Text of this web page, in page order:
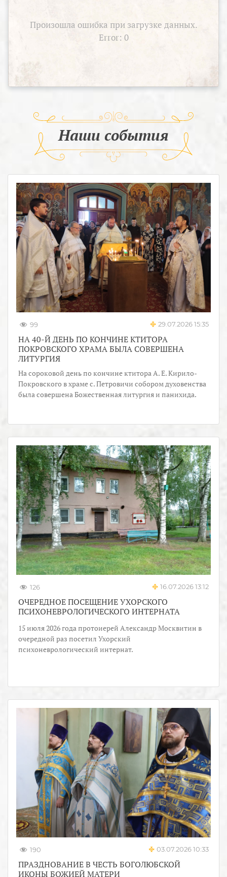
Произошла ошибка при загрузке данных.
Error: 0
Наши события
99 29.07.2026 15:35
НА 40-Й ДЕНЬ ПО КОНЧИНЕ КТИТОРА
ПОКРОВСКОГО ХРАМА БЫЛА СОВЕРШЕНА
ЛИТУРГИЯ
На сороковой день по кончине ктитора А. Е. Кирило-
Покровского в храме с. Петровичи собором духовенства
была совершена Божественная литургия и панихида.
126 16.07.2026 13:12
ОЧЕРЕДНОЕ ПОСЕЩЕНИЕ УХОРСКОГО
ПСИХОНЕВРОЛОГИЧЕСКОГО ИНТЕРНАТА
15 июля 2026 года протоиерей Александр Москвитин в
очередной раз посетил Ухорский
психоневрологический интернат.
190 03.07.2026 10:33
ПРАЗДНОВАНИЕ В ЧЕСТЬ БОГОЛЮБСКОЙ
ИКОНЫ БОЖИЕЙ МАТЕРИ